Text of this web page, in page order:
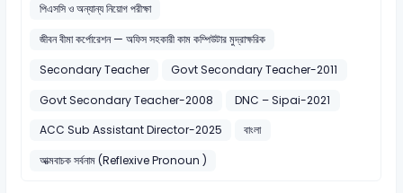
পিএসসি ও অন্যান্য নিয়োগ পরীক্ষা
জীবন বীমা কর্পোরেশন — অফিস সহকারী কাম কম্পিউটার মুদ্রাক্ষরিক
Secondary Teacher
Govt Secondary Teacher-2011
Govt Secondary Teacher-2008
DNC – Sipai-2021
ACC Sub Assistant Director-2025
বাংলা
আত্মবাচক সর্বনাম (Reflexive Pronoun )